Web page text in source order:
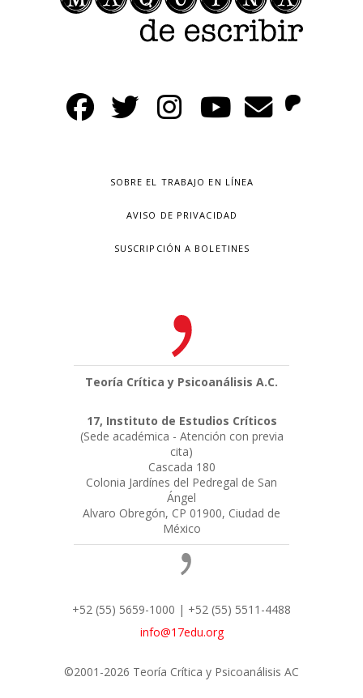
SOBRE EL TRABAJO EN LÍNEA
AVISO DE PRIVACIDAD
SUSCRIPCIÓN A BOLETINES
Teoría Crítica y Psicoanálisis A.C.
17, Instituto de Estudios Críticos
(Sede académica - Atención con previa
cita)
Cascada 180
Colonia Jardínes del Pedregal de San
Ángel
Alvaro Obregón, CP 01900, Ciudad de
México
+52 (55) 5659-1000 | +52 (55) 5511-4488
info@17edu.org
©2001-2026 Teoría Crítica y Psicoanálisis AC